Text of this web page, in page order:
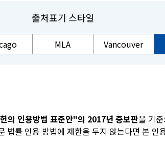
출처표기 스타일
MLA Vancouver
의 인용방법 표준안"의 2017년 증보판을 기
법률 인용 방법에 제한을 두지 않는다면 본 인